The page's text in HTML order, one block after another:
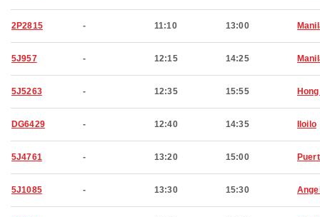
2P2815 - 11:10 13:00
5J957 - 12:15 14:25
5J5263 - 12:35 15:55
DG6429 - 12:40 14:35 Iloilo
5J4761 - 13:20 15:00
5J1085 - 13:30 15:30